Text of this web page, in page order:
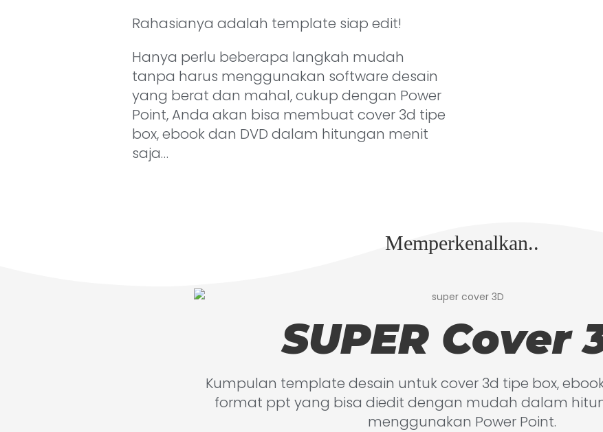
Rahasianya adalah template siap edit!
Hanya perlu beberapa langkah mudah
tanpa harus menggunakan software desain
yang berat dan mahal, cukup dengan Power
Point, Anda akan bisa membuat cover 3d tipe
box, ebook dan DVD dalam hitungan menit
saja…
Memperkenalkan..
SUPER Cover
Kumpulan template desain untuk cover 3d tipe box,
format ppt yang bisa diedit dengan mudah dalam
menggunakan Power Point.